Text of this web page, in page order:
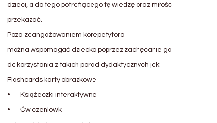
dzieci, a do tego potrafiącego tę wiedzę oraz miłość
przekazać.
Poza zaangażowaniem korepetytora
można wspomagać dziecko poprzez zachęcanie go
do korzystania z takich porad dydaktycznych jak:
Flashcards karty obrazkowe
• Książeczki interaktywne
• Ćwiczeniówki